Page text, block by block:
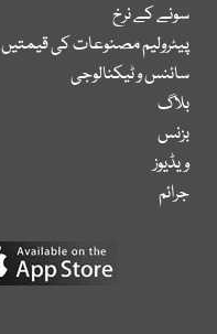
سونے کے نرخ
پیٹرولیم مصنوعات کی قیمتیں
سائنس و ٹیکنالوجی
بلاگ
بزنس
ویڈیوز
جرائم